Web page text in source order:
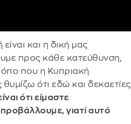
και η δική μας
προς κάθε κατεύθυνση,
που η Κυπριακή
ότι εδώ και δεκαετίες
ότι είμαστε
γιατί αυτό